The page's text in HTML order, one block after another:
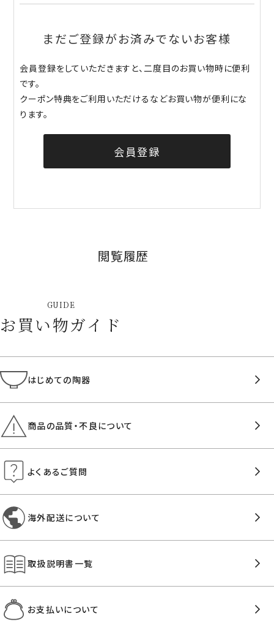
まだご登録がお済みでないお客様
会員登録をしていただきますと、二度目のお買い物時に便利
です。
クーポン特典をご利用いただけるなどお買い物が便利にな
ります。
会員登録
閲覧履歴
GUIDE
お買い物ガイド
はじめての陶器
商品の品質・不良について
よくあるご質問
海外配送について
取扱説明書一覧
お支払いについて